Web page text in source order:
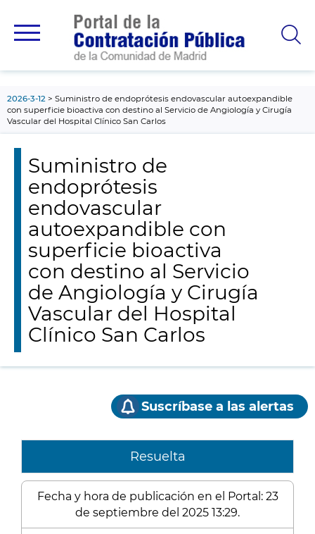
principal
2026-3-12
Suministro de endoprótesis endovascular autoexpandible
con superficie bioactiva con destino al Servicio de Angiología y Cirugía
Vascular del Hospital Clínico San Carlos
Suministro de
endoprótesis
endovascular
autoexpandible con
superficie bioactiva
con destino al Servicio
de Angiología y Cirugía
Vascular del Hospital
Clínico San Carlos
Suscríbase a las alertas
Resuelta
Fecha y hora de publicación en el Portal: 23
de septiembre del 2025 13:29.